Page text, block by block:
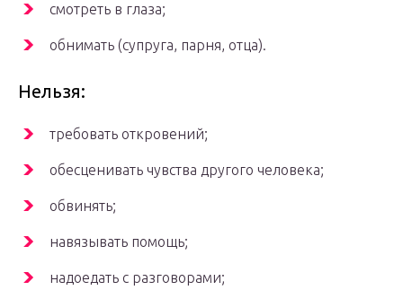
смотреть в глаза;
обнимать (супруга, парня, отца).
Нельзя:
требовать откровений;
обесценивать чувства другого человека;
обвинять;
навязывать помощь;
надоедать с разговорами;